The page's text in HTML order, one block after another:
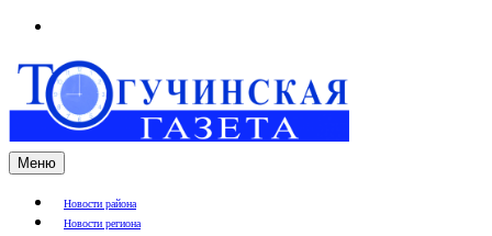
Меню
Новости района
Новости региона